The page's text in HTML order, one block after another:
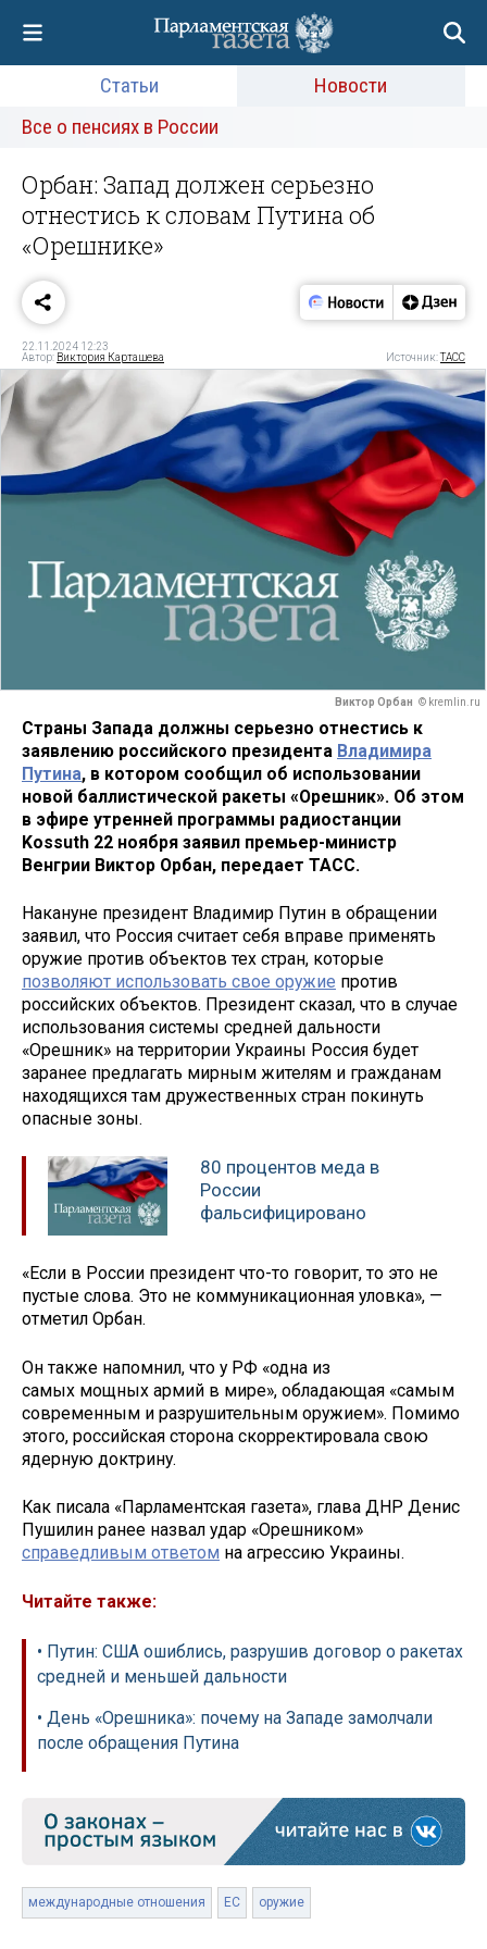
Статьи
Новости
Все о пенсиях в России
Орбан: Запад должен серьезно
отнестись к словам Путина об
«Орешнике»
22.11.2024 12:23
Автор: Виктория Карташева Источник:ТАСС
Виктор Орбан © kremlin.ru
Страны Запада должны серьезно отнестись к
заявлению российского президента Владимира
Путина, в котором сообщил об использовании
новой баллистической ракеты «Орешник». Об этом
в эфире утренней программы радиостанции
Kossuth 22 ноября заявил премьер-министр
Венгрии Виктор Орбан, передает ТАСС.
Накануне президент Владимир Путин в обращении
заявил, что Россия считает себя вправе применять
оружие против объектов тех стран, которые
позволяют использовать свое оружие против
российских объектов. Президент сказал, что в случае
использования системы средней дальности
«Орешник» на территории Украины Россия будет
заранее предлагать мирным жителям и гражданам
находящихся там дружественных стран покинуть
опасные зоны.
80 процентов меда в
России
фальсифицировано
«Если в России президент что-то говорит, то это не
пустые слова. Это не коммуникационная уловка», —
отметил Орбан.
Он также напомнил, что у РФ «одна из
самых мощных армий в мире», обладающая «самым
современным и разрушительным оружием». Помимо
этого, российская сторона скорректировала свою
ядерную доктрину.
Как писала «Парламентская газета», глава ДНР Денис
Пушилин ранее назвал удар «Орешником»
справедливым ответом на агрессию Украины.
Читайте также:
• Путин: США ошиблись, разрушив договор о ракетах
средней и меньшей дальности
• День «Орешника»: почему на Западе замолчали
после обращения Путина
международные отношения ЕС оружие